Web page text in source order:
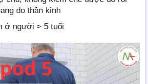
do thần kinh
ở người > 5 tuổi